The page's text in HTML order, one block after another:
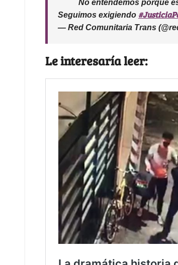
No entendemos porque
Seguimos exigiendo
— Red Comunitaria Trans
Le interesaría leer: